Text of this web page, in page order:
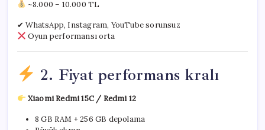
~8.000 – 10.000 TL
✔ WhatsApp, Instagram, YouTube sorunsuz
Oyun performansı orta
2. Fiyat performans kralı
Xiaomi Redmi 15C / Redmi 12
8 GB RAM + 256 GB depolama